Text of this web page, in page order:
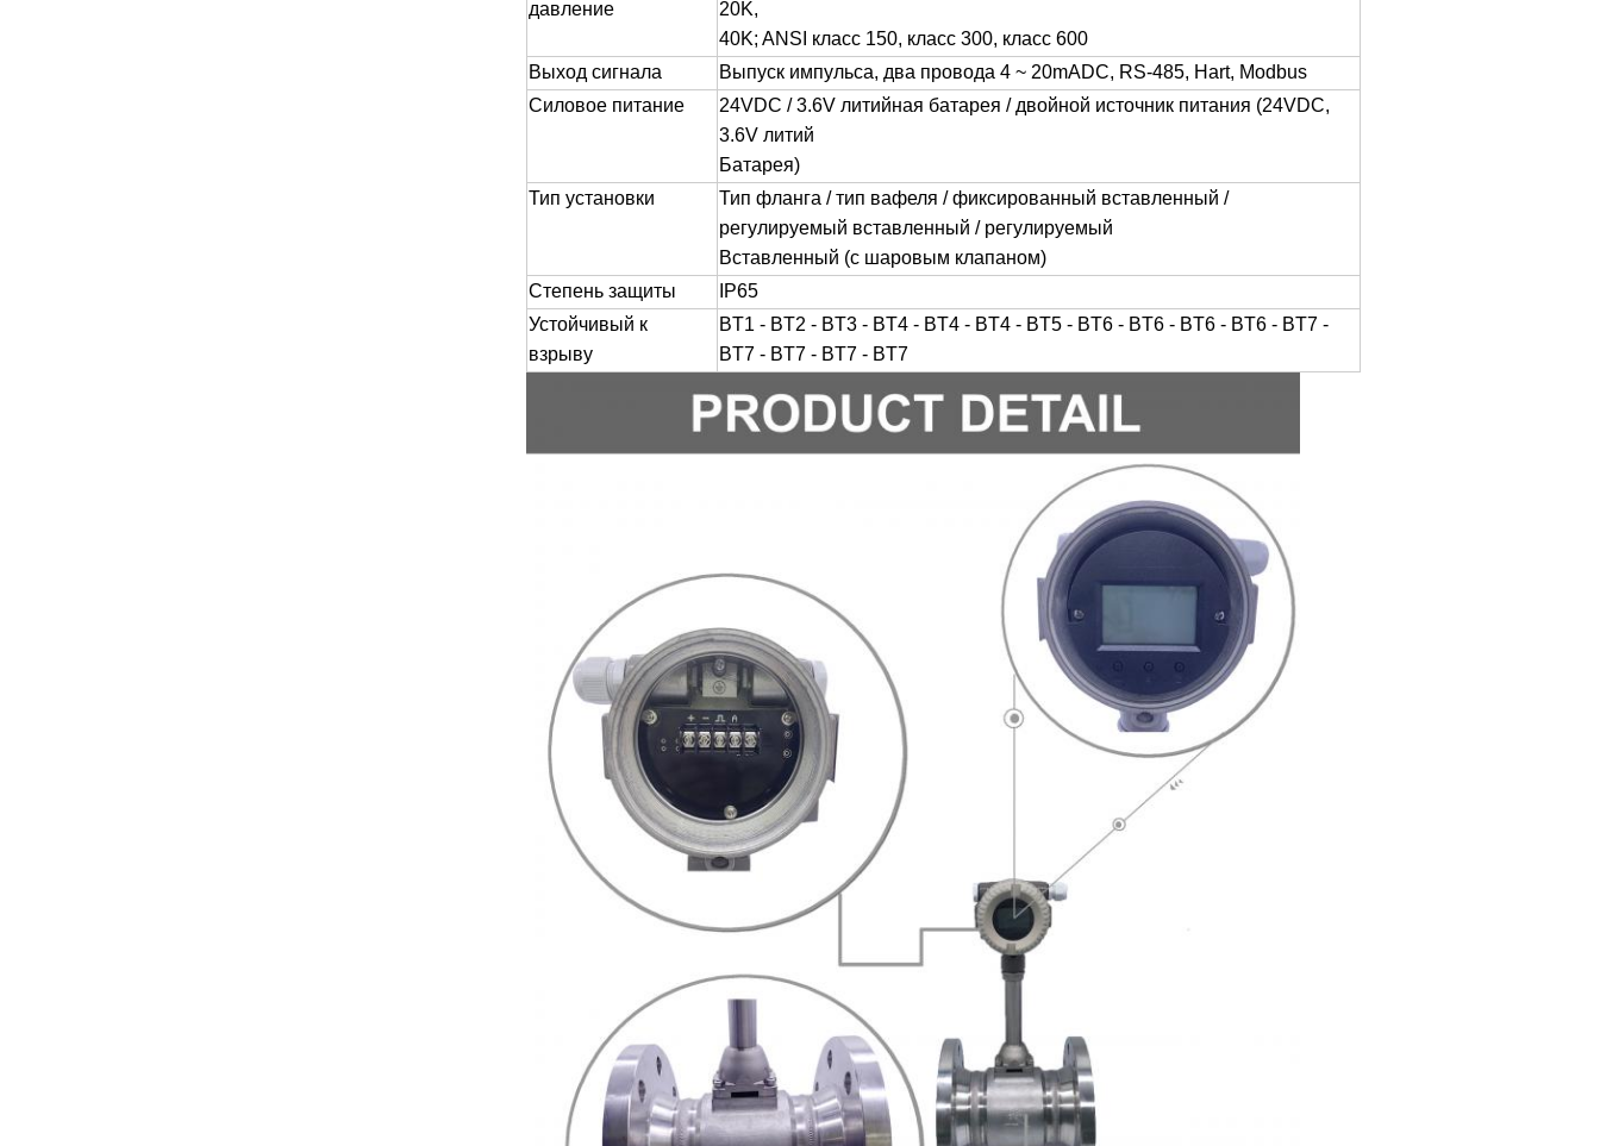
давление
20K,
40K; ANSI класс 150, класс 300, класс 600
Выход сигнала
Выпуск импульса, два провода 4 ~ 20mADC, RS-485, Hart, Modbus
Силовое питание
24VDC / 3.6V литийная батарея / двойной источник питания (24VDC,
3.6V литий
Батарея)
Тип установки
Тип фланга / тип вафеля / фиксированный вставленный /
регулируемый вставленный / регулируемый
Вставленный (с шаровым клапаном)
Степень защиты
IP65
Устойчивый к
взрыву
BT1 - BT2 - BT3 - BT4 - BT4 - BT4 - BT5 - BT6 - BT6 - BT6 - BT6 - BT7 -
BT7 - BT7 - BT7 - BT7